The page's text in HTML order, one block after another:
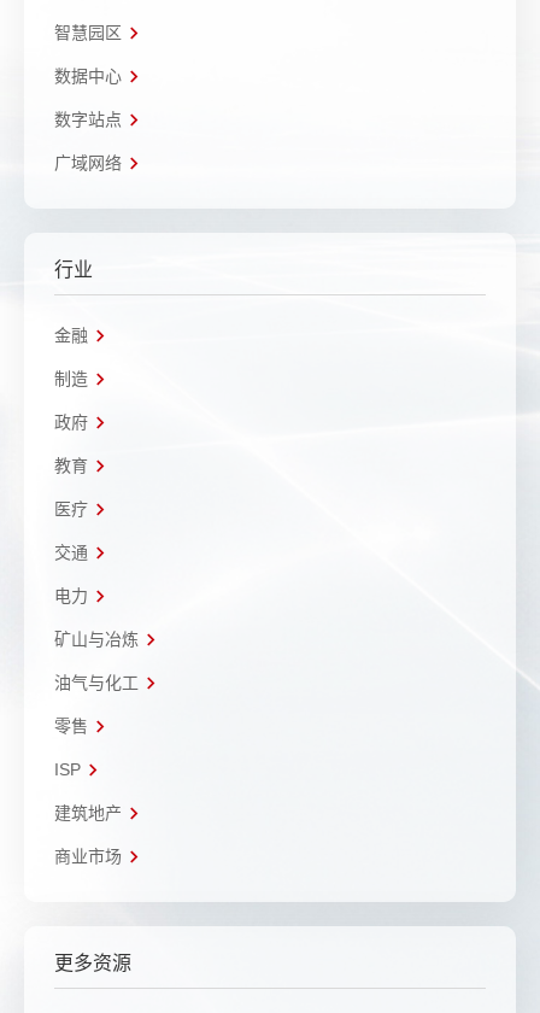
智慧园区
数据中心
数字站点
广域网络
行业
金融
制造
政府
教育
医疗
交通
电力
矿山与冶炼
油气与化工
零售
ISP
建筑地产
商业市场
更多资源